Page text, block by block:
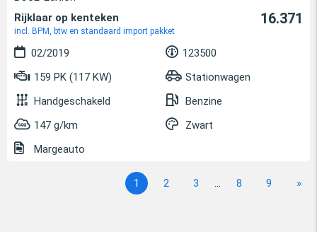
Rijklaar op kenteken
incl. BPM, btw en standaard import pakket
16.371
02/2019
123500
159 PK (117 KW)
Stationwagen
Handgeschakeld
Benzine
147 g/km
Zwart
Margeauto
1 2 3 ... 8 9 »